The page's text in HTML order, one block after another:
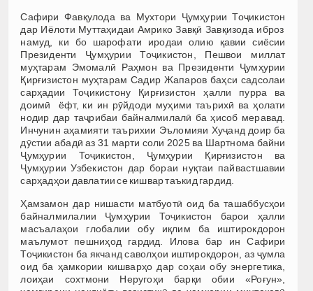
Сафири Фавқулода ва Мухтори Ҷумҳурии Тоҷикистон
дар Иёлоти Муттаҳидаи Амрико Завқӣ Завқизода иброз
намуд, ки бо шарофати иродаи олию қавии сиёсии
Президенти Ҷумҳурии Тоҷикистон, Пешвои миллат
муҳтарам Эмомалӣ Раҳмон ва Президенти Ҷумҳурии
Қирғизистон муҳтарам Садир Жапаров баҳси садсолаи
сарҳадии Тоҷикистону Қирғизистон ҳалли пурра ва
доимӣ ёфт, ки ин рӯйдоди муҳими таърихӣ ва ҳолати
нодир дар таҷрибаи байналмилалӣ ба ҳисоб меравад.
Инчунин аҳамияти таърихии Эъломияи Хуҷанд доир ба
дӯстии абадӣ аз 31 марти соли 2025 ва Шартнома байни
Ҷумҳурии Тоҷикистон, Ҷумҳурии Қирғизистон ва
Ҷумҳурии Узбекистон дар бораи нуқтаи пайвастшавии
сарҳадҳои давлатии се кишвар таъкид гардид.
Ҳамзамон дар нишасти матбуотӣ оид ба ташаббусҳои
байналмилалии Ҷумҳурии Тоҷикистон барои ҳалли
масъалаҳои глобалии обу иқлим ба иштирокдорон
маълумот пешниҳод гардид. Илова бар ин Сафири
Тоҷикистон ба якчанд саволҳои иштирокдорон, аз ҷумла
оид ба ҳамкории кишварҳо дар соҳаи обу энергетика,
лоиҳаи сохтмони Неругоҳи барқи обии «Роғун»,